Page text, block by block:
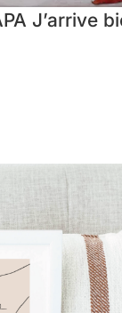
J’arrive